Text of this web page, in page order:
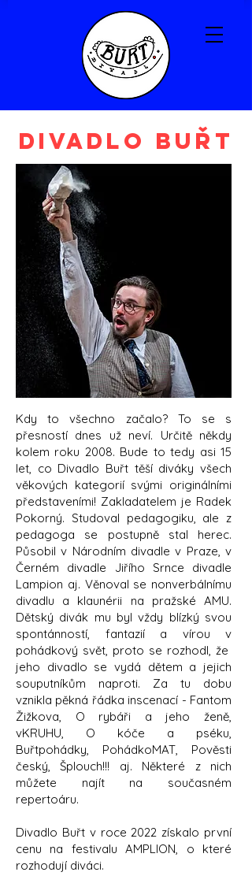
Divadlo BUŘT
Kdy to všechno začalo? To se s
přesností dnes už neví. Určitě někdy
kolem roku 2008. Bude to tedy asi 15
let, co Divadlo Buřt těší diváky všech
věkových kategorií svými originálními
představeními! Zakladatelem je Radek
Pokorný. Studoval pedagogiku, ale z
pedagoga se postupně stal herec.
Působil v Národním divadle v Praze, v
Černém divadle Jiřího Srnce divadle
Lampion aj. Věnoval se nonverbálnímu
divadlu a klaunérii na pražské AMU.
Dětský divák mu byl vždy blízký svou
spontánností, fantazií a vírou v
pohádkový svět, proto se rozhodl, že
jeho divadlo se vydá dětem a jejich
souputníkům naproti. Za tu dobu
vznikla pěkná řádka inscenací - Fantom
Žižkova, O rybáři a jeho ženě,
vKRUHU, O kóče a pséku,
Buřtpohádky, PohádkoMAT, Pověsti
český, Šplouch!!! aj. Některé z nich
můžete najít na současném
repertoáru.
Divadlo Buřt v roce 2022 získalo první
cenu na festivalu AMPLION, o které
rozhodují diváci.